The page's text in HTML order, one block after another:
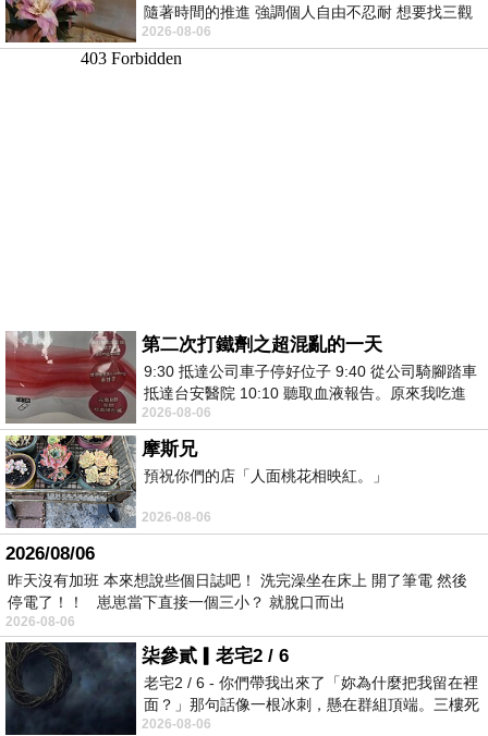
隨著時間的推進 強調個人自由不忍耐 想要找三觀
接近的不要說對象 連朋友都超
2026-08-06
第二次打鐵劑之超混亂的一天
9:30 抵達公司車子停好位子 9:40 從公司騎腳踏車
抵達台安醫院 10:10 聽取血液報告。原來我吃進
去的 B12 彌可保並非沒有吸收而是超
2026-08-06
摩斯兄
預祝你們的店「人面桃花相映紅。」
2026-08-06
2026/08/06
昨天沒有加班 本來想說些個日誌吧！ 洗完澡坐在床上 開了筆電 然後
停電了！！ 崽崽當下直接一個三小？ 就脫口而出
2026-08-06
柒參貳▎老宅2 / 6
老宅2 / 6 - 你們帶我出來了「妳為什麼把我留在裡
面？」那句話像一根冰刺，懸在群組頂端。三樓死
死盯著照片裡的人。那個人確實站在
2026-08-06